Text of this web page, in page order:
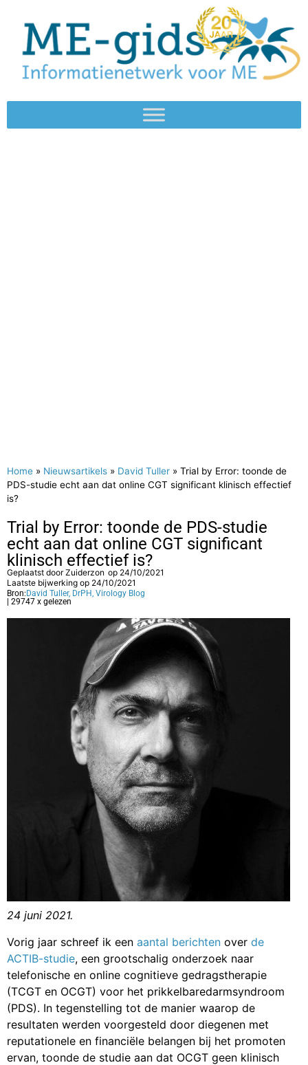
Home » Nieuwsartikels » David Tuller » Trial by Error: toonde de
PDS-studie echt aan dat online CGT significant klinisch effectief
is?
Trial by Error: toonde de PDS-studie
echt aan dat online CGT significant
klinisch effectief is?
Geplaatst doorZuiderzon op 24/10/2021
Laatste bijwerking op 24/10/2021
Bron: David Tuller, DrPH, Virology Blog
| 29747 x gelezen
24 juni 2021.
Vorig jaar schreef ik een aantal berichten over de
ACTIB-studie, een grootschalig onderzoek naar
telefonische en online cognitieve gedragstherapie
(TCGT en OCGT) voor het prikkelbaredarmsyndroom
(PDS). In tegenstelling tot de manier waarop de
resultaten werden voorgesteld door diegenen met
reputationele en financiële belangen bij het promoten
ervan, toonde de studie aan dat OCGT geen klinisch